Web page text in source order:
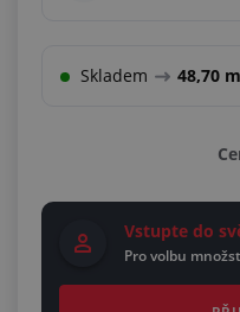
Skladem 48,70 m
Vstupte do
Pro volbu